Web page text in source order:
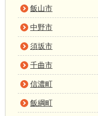
飯山市
中野市
須坂市
千曲市
信濃町
飯綱町